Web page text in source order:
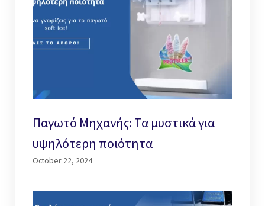
Παγωτό Μηχανής: Τα μυστικά για
υψηλότερη ποιότητα
October 22, 2024